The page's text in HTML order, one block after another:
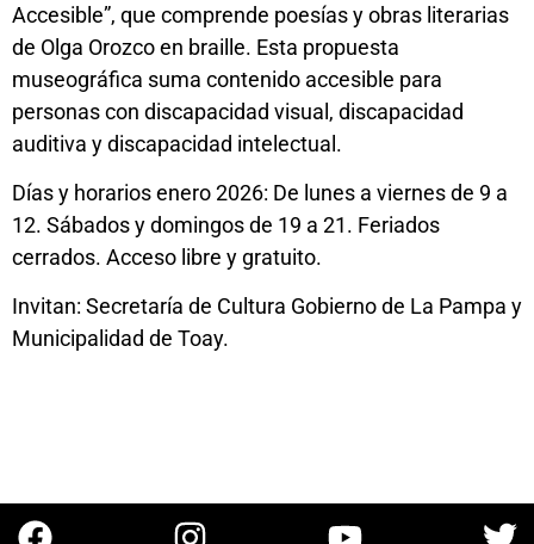
Accesible”, que comprende poesías y obras literarias
de Olga Orozco en braille. Esta propuesta
museográfica suma contenido accesible para
personas con discapacidad visual, discapacidad
auditiva y discapacidad intelectual.
Días y horarios enero 2026: De lunes a viernes de 9 a
12. Sábados y domingos de 19 a 21. Feriados
cerrados. Acceso libre y gratuito.
Invitan: Secretaría de Cultura Gobierno de La Pampa y
Municipalidad de Toay.